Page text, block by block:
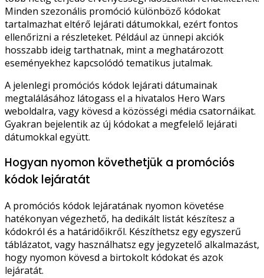
Minden szezonális promóció különböző kódokat
tartalmazhat eltérő lejárati dátumokkal, ezért fontos
ellenőrizni a részleteket. Például az ünnepi akciók
hosszabb ideig tarthatnak, mint a meghatározott
eseményekhez kapcsolódó tematikus jutalmak.
A jelenlegi promóciós kódok lejárati dátumainak
megtalálásához látogass el a hivatalos Hero Wars
weboldalra, vagy kövesd a közösségi média csatornáikat.
Gyakran bejelentik az új kódokat a megfelelő lejárati
dátumokkal együtt.
Hogyan nyomon követhetjük a promóciós
kódok lejáratát
A promóciós kódok lejáratának nyomon követése
hatékonyan végezhető, ha dedikált listát készítesz a
kódokról és a határidőikről. Készíthetsz egy egyszerű
táblázatot, vagy használhatsz egy jegyzetelő alkalmazást,
hogy nyomon kövesd a birtokolt kódokat és azok
lejáratát.